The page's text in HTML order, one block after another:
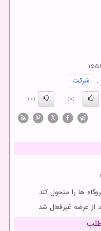
,
شركت
(0)
(0)
X
ها را متحول کند